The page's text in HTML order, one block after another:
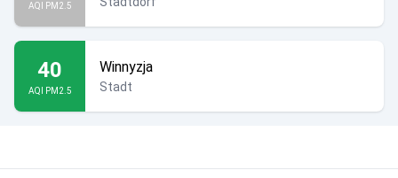
AQI PM2.5
40
AQI PM2.5
Winnyzja
Stadt